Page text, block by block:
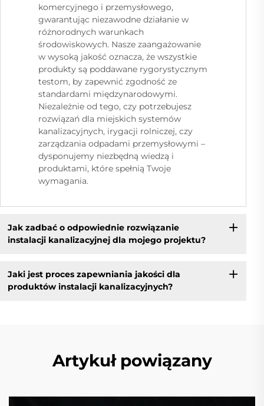
komercyjnego i przemysłowego,
gwarantując niezawodne działanie w
różnorodnych warunkach
środowiskowych. Nasze zaangażowanie
w wysoką jakość oznacza, że wszystkie
produkty są poddawane rygorystycznym
testom, by zapewnić zgodność ze
standardami międzynarodowymi.
Niezależnie od tego, czy potrzebujesz
rozwiązań dla miejskich systemów
kanalizacyjnych, irygacji rolniczej, czy
zarządzania odpadami przemysłowymi –
dysponujemy niezbędną wiedzą i
produktami, które spełnią Twoje
wymagania.
Jak zadbać o odpowiednie rozwiązanie
instalacji kanalizacyjnej dla mojego projektu?
Jaki jest proces zapewniania jakości dla
produktów instalacji kanalizacyjnych?
Artykuł powiązany